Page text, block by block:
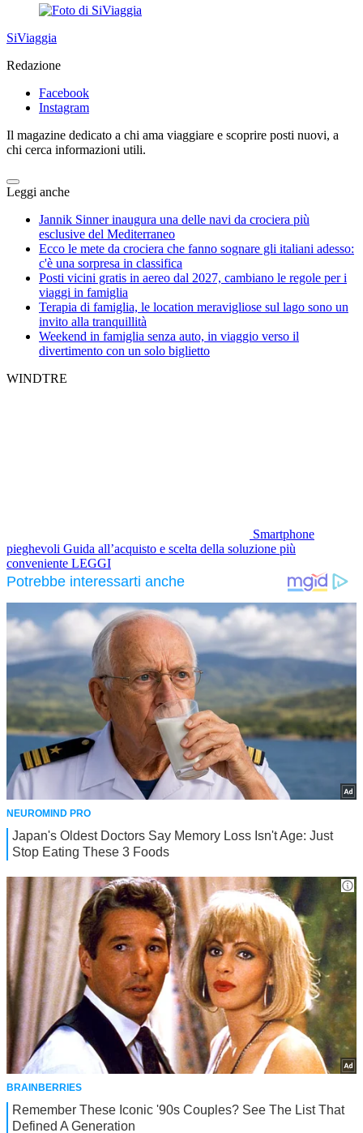
SiViaggia
Redazione
Facebook
Instagram
Il magazine dedicato a chi ama viaggiare e scoprire posti nuovi, a
chi cerca informazioni utili.
Leggi anche
Jannik Sinner inaugura una delle navi da crociera più
esclusive del Mediterraneo
Ecco le mete da crociera che fanno sognare gli italiani adesso:
c'è una sorpresa in classifica
Posti vicini gratis in aereo dal 2027, cambiano le regole per i
viaggi in famiglia
Terapia di famiglia, le location meravigliose sul lago sono un
invito alla tranquillità
Weekend in famiglia senza auto, in viaggio verso il
divertimento con un solo biglietto
WINDTRE
Smartphone
pieghevoli Guida all’acquisto e scelta della soluzione più
conveniente LEGGI